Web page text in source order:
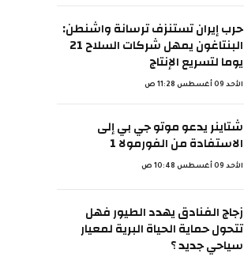
حرب إيران تستنزف ترسانة واشنطن:
البنتاغون يمهل شركات السلاح 21
يوما لتسريع الإنتاج
الأحد 09 أغسطس 11:28 ص
شتاينر يدعو موتو جي بي إلى
الاستفادة من الفورمولا 1
الأحد 09 أغسطس 10:48 ص
زجاج الفنادق يهدد الطيور فهل
تتحول حماية الحياة البرية لمعيار
سياحي جديد ؟